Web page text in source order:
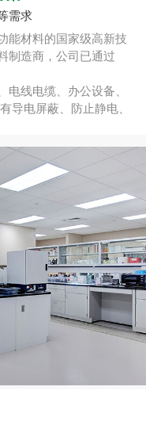
需求
能材料的国家级高新技
制造商，公司已通过
电线电缆、办公设备、
导电屏蔽、防止静电、